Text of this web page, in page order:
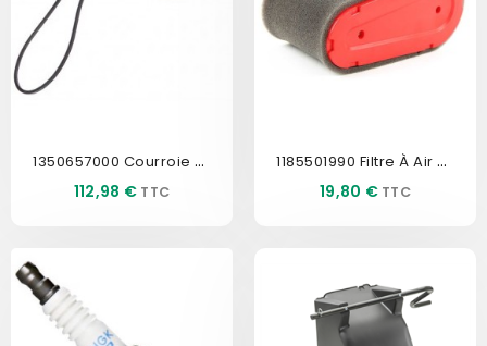
1350657000 Courroie De Lame
Prix
112,98 €
1185501990 Filtre À Air SENTAR
Prix
19,80 €